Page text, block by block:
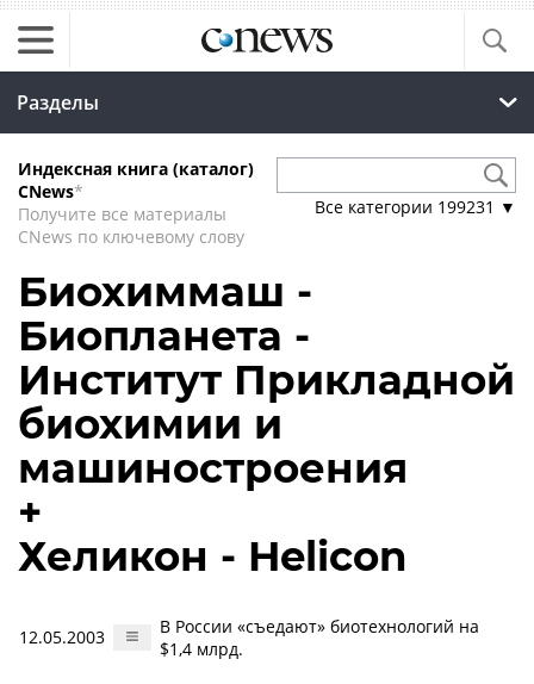
Разделы
Индексная книга (каталог)
CNews*
Получите все материалы
CNews по ключевому слову
Все категории 199231 ▼
Биохиммаш -
Биопланета -
Институт Прикладной
биохимии и
машиностроения
+
Хеликон - Helicon
12.05.2003
В России «съедают» биотехнологий на
$1,4 млрд.